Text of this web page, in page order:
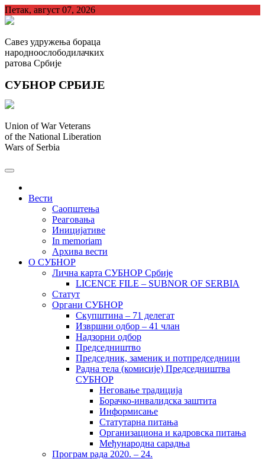
Skip
to
Петак, август 07, 2026
Савез удружења бораца
народноослободилачких
ратова Србије
СУБНОР СРБИЈЕ
Union of War Veterans
of the National Liberation
Wars of Serbia
Вести
Саопштења
Реаговања
Иницијативе
In memoriam
Архива вести
О СУБНОР
Лична карта СУБНОР Србије
LICENCE FILE – SUBNOR OF SERBIA
Статут
Органи СУБНОР
Скупштина – 71 делегат
Извршни одбор – 41 члан
Надзорни одбор
Председништво
Председник, заменик и потпредседници
Радна тела (комисије) Председништва
СУБНОР
Неговање традиција
Борачко-инвалидска заштита
Информисање
Статутарна питања
Организациона и кадровска питања
Међународна сарадња
Програм рада 2020. – 24.